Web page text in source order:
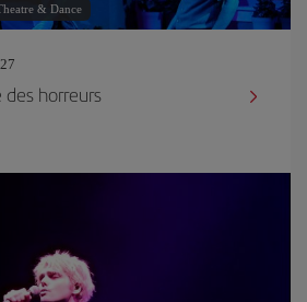
& Dance
horreurs